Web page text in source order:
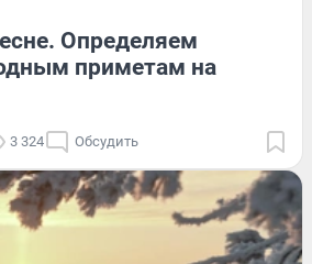
Определяем
приметам на
3 324 Обсудить